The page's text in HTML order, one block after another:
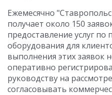
Ежемесячно
получает около 150
предоставление услуг
оборудования для
выполнения этих заявок
оперативно
руководству на
согласовывать